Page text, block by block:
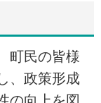
町民の皆様
、政策形成